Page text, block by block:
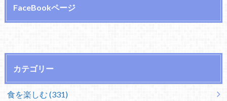
FaceBookページ
カテゴリー
食を楽しむ (331)